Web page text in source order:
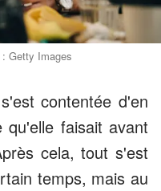
Getty Images
contentée d'en
faisait avant
cela, tout s'est
temps, mais au